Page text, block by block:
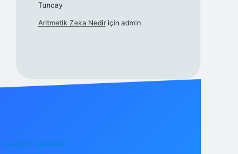
Tuncay
Aritmetik Zeka Nediriçin admin
Telegram: @karabul